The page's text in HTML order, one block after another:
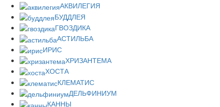
АКВИЛЕГИЯ
БУДДЛЕЯ
ГВОЗДИКА
АСТИЛЬБА
ИРИС
ХРИЗАНТЕМА
ХОСТА
КЛЕМАТИС
ДЕЛЬФИНИУМ
КАННЫ